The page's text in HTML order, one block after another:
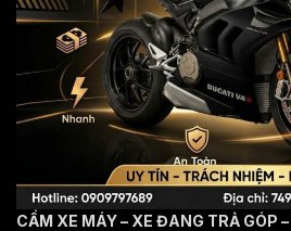
CẦM XE MÁY – XE ĐANG TRẢ GÓP